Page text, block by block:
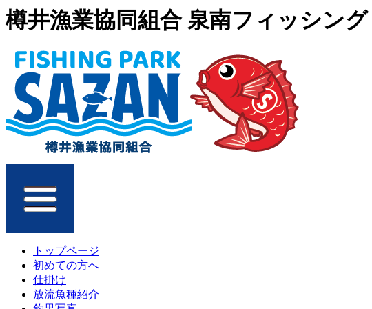
樽井漁業協同組合 泉南フィッシン
トップページ
初めての方へ
仕掛け
放流魚種紹介